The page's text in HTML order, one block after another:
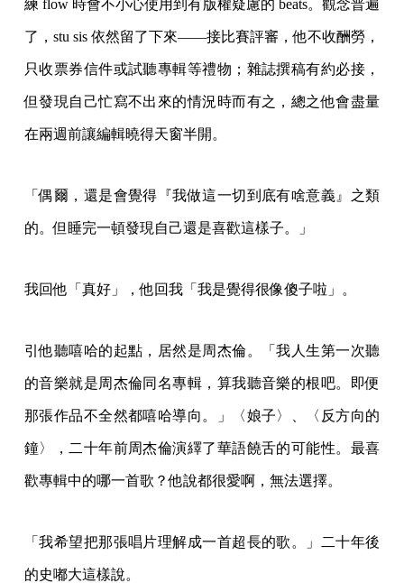
練 flow 時會不小心使用到有版權疑慮的 beats。觀念普遍
了，stu sis 依然留了下來——接比賽評審，他不收酬勞，
只收票券信件或試聽專輯等禮物；雜誌撰稿有約必接，
但發現自己忙寫不出來的情況時而有之，總之他會盡量
在兩週前讓編輯曉得天窗半開。
「偶爾，還是會覺得『我做這一切到底有啥意義』之類
的。但睡完一頓發現自己還是喜歡這樣子。」
我回他「真好」，他回我「我是覺得很像傻子啦」。
引他聽嘻哈的起點，居然是周杰倫。「我人生第一次聽
的音樂就是周杰倫同名專輯，算我聽音樂的根吧。即便
那張作品不全然都嘻哈導向。」〈娘子〉、〈反方向的
鐘〉，二十年前周杰倫演繹了華語饒舌的可能性。最喜
歡專輯中的哪一首歌？他說都很愛啊，無法選擇。
「我希望把那張唱片理解成一首超長的歌。」二十年後
的史嘟大這樣說。